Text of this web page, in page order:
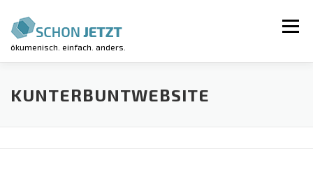
Inhalt
springen
ökumenisch. einfach. anders.
Menü
AKTUELLES VERANSTALTUNGEN
KUNTERBUNTWEBSITE